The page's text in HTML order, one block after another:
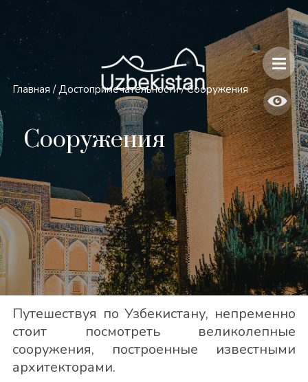
Безопасность и особенности путешествий по Узбекистану
Главная / Достопримечательности/ Сооружения
Сооружения
Путешествуя по Узбекистану, непременно
стоит посмотреть великолепные
сооружения, построенные известными
архитекторами.